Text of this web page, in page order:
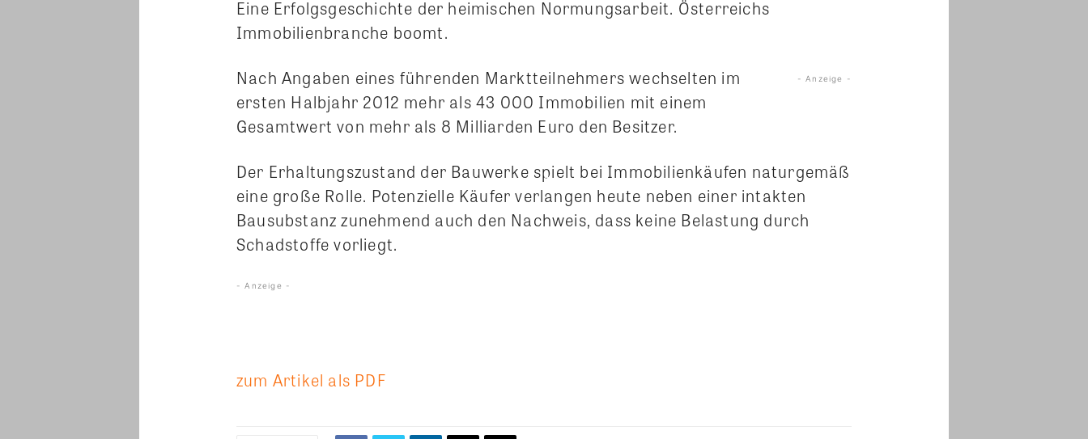
Eine Erfolgsgeschichte der heimischen Normungsarbeit. Österreichs
Immobilienbranche boomt.
- Anzeige -
Nach Angaben eines führenden Marktteilnehmers wechselten im
ersten Halbjahr 2012 mehr als 43 000 Immobilien mit einem
Gesamtwert von mehr als 8 Milliarden Euro den Besitzer.
Der Erhaltungszustand der Bauwerke spielt bei Immobilienkäufen naturgemäß
eine große Rolle. Potenzielle Käufer verlangen heute neben einer intakten
Bausubstanz zunehmend auch den Nachweis, dass keine Belastung durch
Schadstoffe vorliegt.
- Anzeige -
zum Artikel als PDF